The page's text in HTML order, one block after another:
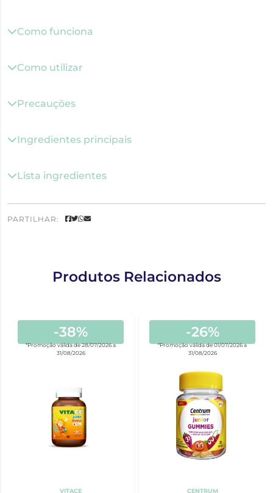
Como funciona
Como utilizar
Precauções
Ingredientes principais
Lista ingredientes
PARTILHAR:
Produtos Relacionados
-38%
*Promoção válida de 28/07/2026 a
31/08/2026
VITACE
-26%
*Promoção válida de 01/07/2026 a
31/08/2026
CENTRUM